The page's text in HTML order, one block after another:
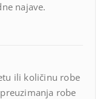
najave.
ili količinu robe
robe